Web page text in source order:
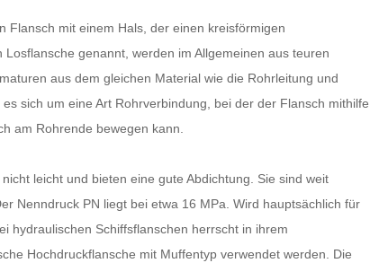
Flansch mit einem Hals, der einen kreisförmigen
genannt, werden im Allgemeinen aus teuren
aus dem gleichen Material wie die Rohrleitung und
sich um eine Art Rohrverbindung, bei der der Flansch mithilfe
am Rohrende bewegen kann.
leicht und bieten eine gute Abdichtung. Sie sind weit
Nenndruck PN liegt bei etwa 16 MPa. Wird hauptsächlich für
hydraulischen Schiffsflanschen herrscht in ihrem
Hochdruckflansche mit Muffentyp verwendet werden. Die